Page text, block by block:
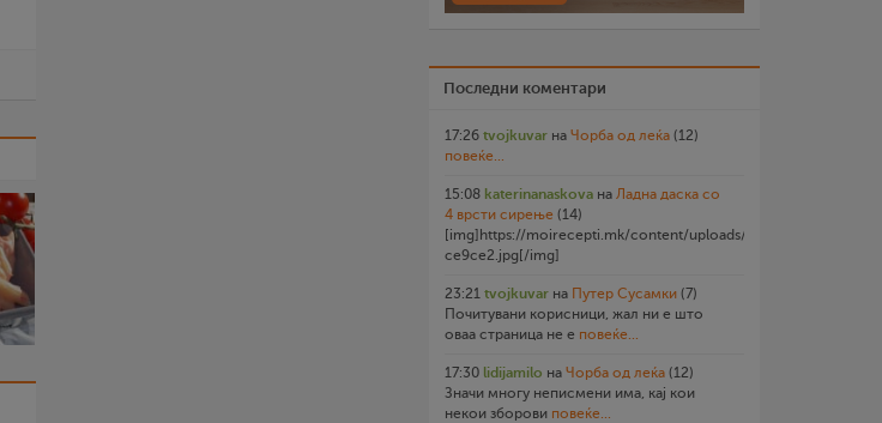
Последни коментари
17:26 tvojkuvar на Чорба од леќа (12)
повеќе...
15:08 katerinanaskova на Ладна даска со
4 врсти сирење (14)
[img]https://moirecepti.mk/content/uploads/2026/07/
ce9ce2.jpg[/img]
23:21 tvojkuvar на Путер Сусамки (7)
Почитувани корисници, жал ни е што
оваа страница не е повеќе...
17:30 lidijamilo на Чорба од леќа (12)
Значи многу неписмени има, кај кои
некои зборови повеќе...